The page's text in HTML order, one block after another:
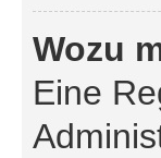
Wozu
Eine